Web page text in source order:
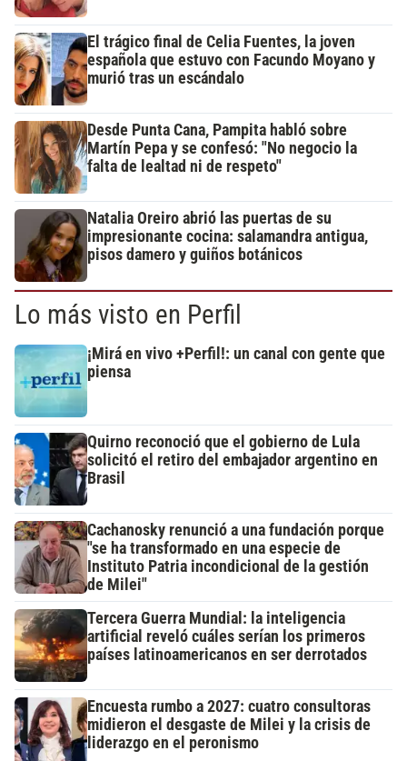
El trágico final de Celia Fuentes, la joven
española que estuvo con Facundo Moyano y
murió tras un escándalo
Desde Punta Cana, Pampita habló sobre
Martín Pepa y se confesó: "No negocio la
falta de lealtad ni de respeto"
Natalia Oreiro abrió las puertas de su
impresionante cocina: salamandra antigua,
pisos damero y guiños botánicos
Lo más visto en Perfil
¡Mirá en vivo +Perfil!: un canal con gente que
piensa
Quirno reconoció que el gobierno de Lula
solicitó el retiro del embajador argentino en
Brasil
Cachanosky renunció a una fundación porque
"se ha transformado en una especie de
Instituto Patria incondicional de la gestión
de Milei"
Tercera Guerra Mundial: la inteligencia
artificial reveló cuáles serían los primeros
países latinoamericanos en ser derrotados
Encuesta rumbo a 2027: cuatro consultoras
midieron el desgaste de Milei y la crisis de
liderazgo en el peronismo